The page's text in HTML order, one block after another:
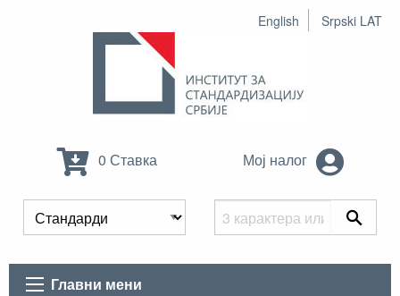
English Srpski LAT
0 Ставка Мој налог
Главни мени